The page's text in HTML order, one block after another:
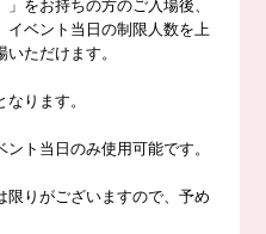
」をお持ちの方のご入場後、
イベント当日の制限人数を上
ただけます。
ります。
ト当日のみ使用可能です。
限りがございますので、予め